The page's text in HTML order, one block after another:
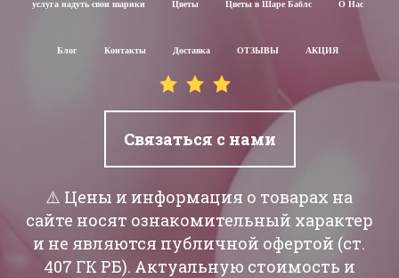
услуга надуть свои шарики Цветы Цветы в Шаре Баблс О Нас
Блог Контакты Доставка ОТЗЫВЫ АКЦИЯ
Связаться с нами
⚠️ Цены и информация о товарах на
сайте носят ознакомительный характер
и не являются публичной офертой (ст.
407 ГК РБ). Актуальную стоимость и